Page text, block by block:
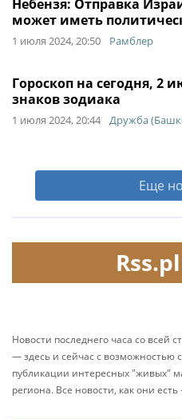
Небензя: Отправка
может иметь
1 июля 2024, 20:50 Рамблер
Гороскоп на сегодня, 2
знаков зодиака
1 июля 2024, 20:44 Дружба
Еще
Новости последнего часа со
— здесь и сейчас с возможностью
публикации интересных "живых"
региона. Все новости, как они